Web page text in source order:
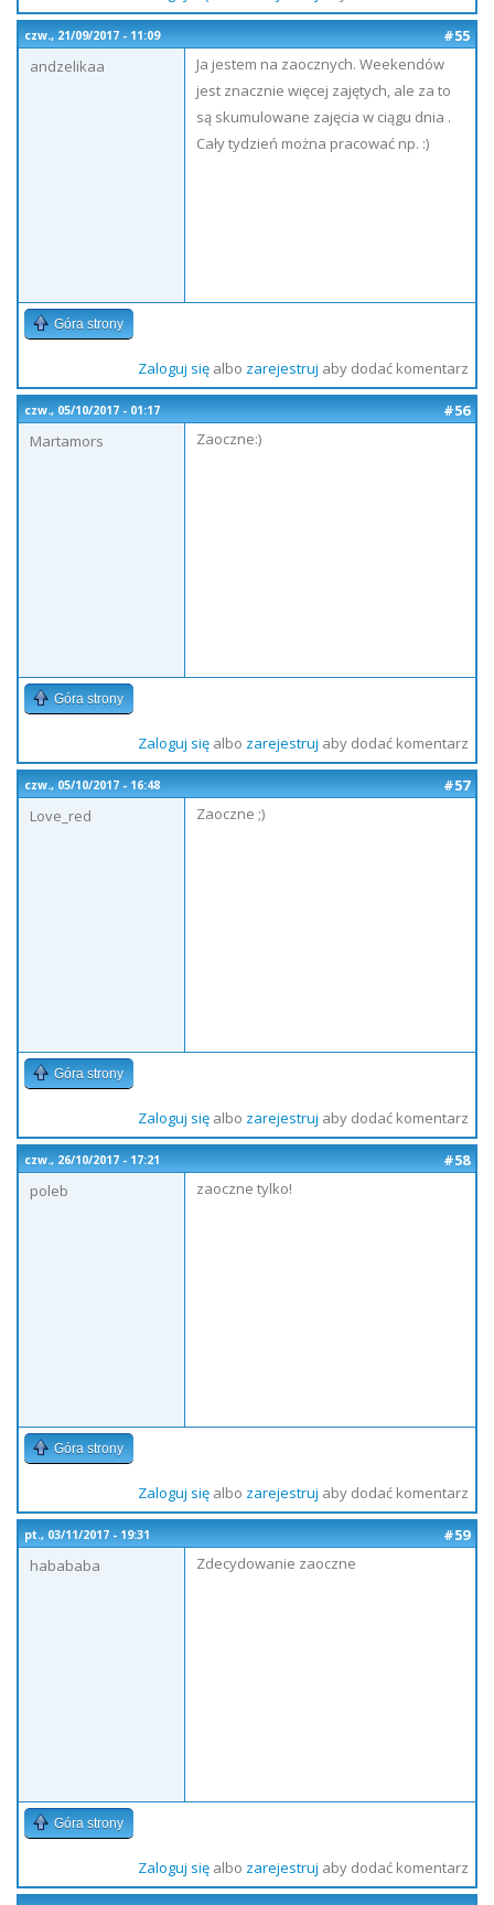
czw., 21/09/2017 - 11:09
#55
andzelikaa
Ja jestem na zaocznych. Weekendów
jest znacznie więcej zajętych, ale za to
są skumulowane zajęcia w ciągu dnia .
Cały tydzień można pracować np. :)
Góra strony
Zaloguj sięalbo zarejestruj aby dodać komentarz
czw., 05/10/2017 - 01:17
#56
Martamors
Zaoczne:)
Góra strony
Zaloguj sięalbo zarejestruj aby dodać komentarz
czw., 05/10/2017 - 16:48
#57
Love_red
Zaoczne ;)
Góra strony
Zaloguj sięalbo zarejestruj aby dodać komentarz
czw., 26/10/2017 - 17:21
#58
poleb
zaoczne tylko!
Góra strony
Zaloguj sięalbo zarejestruj aby dodać komentarz
pt., 03/11/2017 - 19:31
#59
habababa
Zdecydowanie zaoczne
Góra strony
Zaloguj sięalbo zarejestruj aby dodać komentarz